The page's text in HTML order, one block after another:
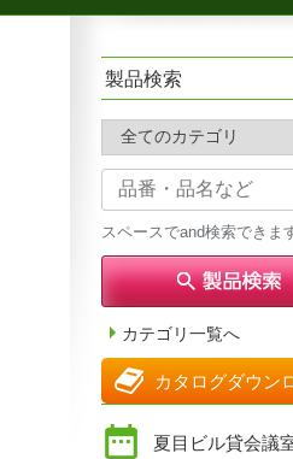
製品検索
スペースでand検索できま
カテゴリ一覧へ
カタログダウン
夏目ビル貸会議